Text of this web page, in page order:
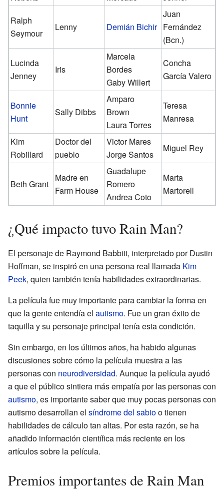
Ralph
Seymour
Lenny Demián Bichir
Juan
Fernández
(Bcn.)
Lucinda
Jenney
Iris
Marcela
Bordes
Gaby Willert
Concha
García Valero
Bonnie
Hunt
Sally Dibbs
Amparo
Brown
Laura Torres
Teresa
Manresa
Kim
Robillard
Doctor del
pueblo
Victor Mares
Jorge Santos
Miguel Rey
Beth Grant
Madre en
Farm House
Guadalupe
Romero
Andrea Coto
Marta
Martorell
¿Qué impacto tuvo Rain Man?
El personaje de Raymond Babbitt, interpretado por Dustin
Hoffman, se inspiró en una persona real llamada Kim
Peek, quien también tenía habilidades extraordinarias.
La película fue muy importante para cambiar la forma en
que la gente entendía el autismo. Fue un gran éxito de
taquilla y su personaje principal tenía esta condición.
Sin embargo, en los últimos años, ha habido algunas
discusiones sobre cómo la película muestra a las
personas con neurodiversidad. Aunque la película ayudó
a que el público sintiera más empatía por las personas con
autismo, es importante saber que muy pocas personas con
autismo desarrollan el síndrome del sabioo tienen
habilidades de cálculo tan altas. Por esta razón, se ha
añadido información científica más reciente en los
artículos sobre la película.
Premios importantes de Rain Man